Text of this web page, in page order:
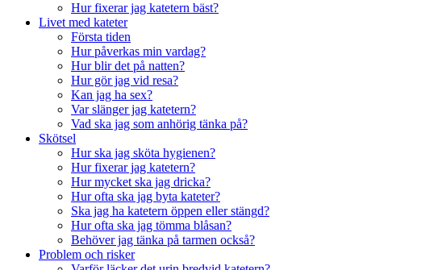
Hur fixerar jag katetern bäst?
Livet med kateter
Första tiden
Hur påverkas min vardag?
Hur blir det på natten?
Hur gör jag vid resa?
Kan jag ha sex?
Var slänger jag katetern?
Vad ska jag som anhörig tänka på?
Skötsel
Hur ska jag sköta hygienen?
Hur fixerar jag katetern?
Hur mycket ska jag dricka?
Hur ofta ska jag byta kateter?
Ska jag ha katetern öppen eller stängd?
Hur ofta ska jag tömma blåsan?
Behöver jag tänka på tarmen också?
Problem och risker